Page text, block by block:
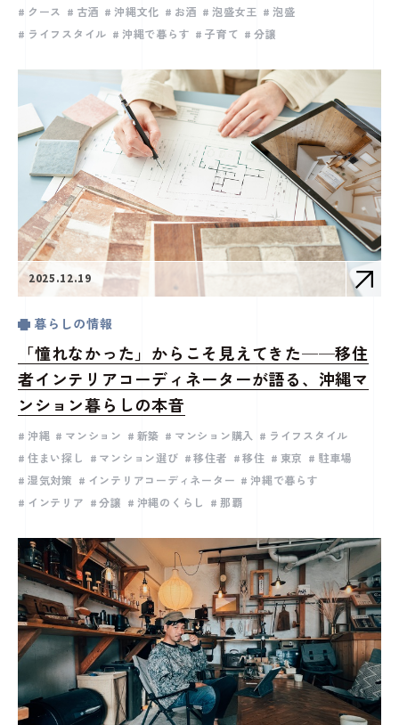
クース
古酒 沖縄文化 お酒 泡盛女王
泡盛
ライフスタイル
沖縄で暮らす 子育て 分譲
2025.12.19
暮らしの情報
「憧れなかった」からこそ見えてきた──移住
者インテリアコーディネーターが語る、沖縄マ
ンション暮らしの本音
沖縄 マンション 新築 マンション購入
ライフスタイル
住まい探し
マンション選び 移住者 移住 東京
駐車場
湿気対策
インテリアコーディネーター
沖縄で暮らす
インテリア
分譲 沖縄のくらし 那覇